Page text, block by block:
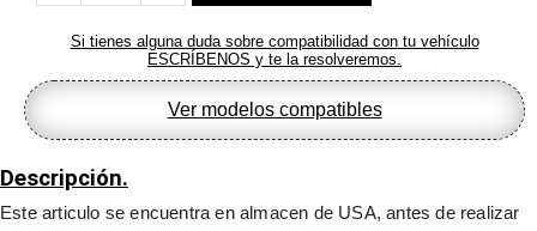
cables
extensión
para
acelerador
electrónico/interruptores
en
-
ALMACEN
Si tienes alguna duda sobre compatibilidad con tu vehículo
ESCRÍBENOS y te la resolveremos.
Ver modelos compatibles
Descripción.
Este articulo se encuentra en almacen de USA, antes de realizar